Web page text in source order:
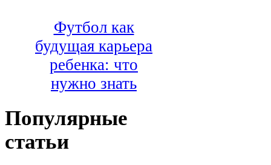
Футбол как
будущая карьера
ребенка: что
нужно знать
Популярные
статьи